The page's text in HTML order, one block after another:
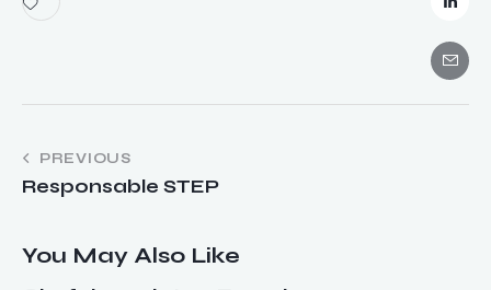
Navigation
de
PREVIOUS
Responsable STEP
You May Also Like